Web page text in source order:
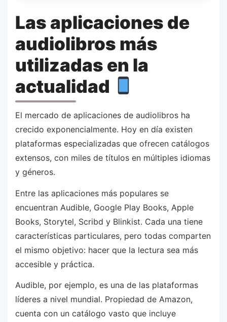
Las aplicaciones de
audiolibros más
utilizadas en la
actualidad
El mercado de aplicaciones de audiolibros ha
crecido exponencialmente. Hoy en día existen
plataformas especializadas que ofrecen catálogos
extensos, con miles de títulos en múltiples idiomas
y géneros.
Entre las aplicaciones más populares se
encuentran Audible, Google Play Books, Apple
Books, Storytel, Scribd y Blinkist. Cada una tiene
características particulares, pero todas comparten
el mismo objetivo: hacer que la lectura sea más
accesible y práctica.
Audible, por ejemplo, es una de las plataformas
líderes a nivel mundial. Propiedad de Amazon,
cuenta con un catálogo vasto que incluye